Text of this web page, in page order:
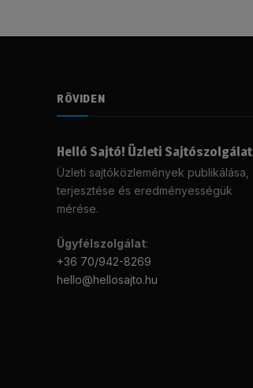
RÖVIDEN
Helló Sajtó! Üzleti Sajtószolgálat
Üzleti sajtóközlemények publikálása,
terjesztése és eredményességük
mérése.
Ügyfélszolgálat:
+36 70/942-8269
hello@hellosajto.hu